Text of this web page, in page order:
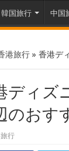
韓国旅行 中国
港旅行 » 香港デ
ディズ
のおす
行